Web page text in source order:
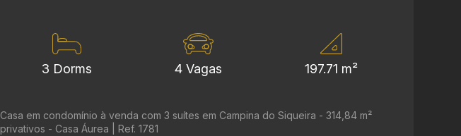
3 Dorms 4 Vagas 197.71 m²
Casa em condomínio à venda com 3 suítes em Campina do Siqueira - 314,84 m²
privativos - Casa Áurea | Ref. 1781